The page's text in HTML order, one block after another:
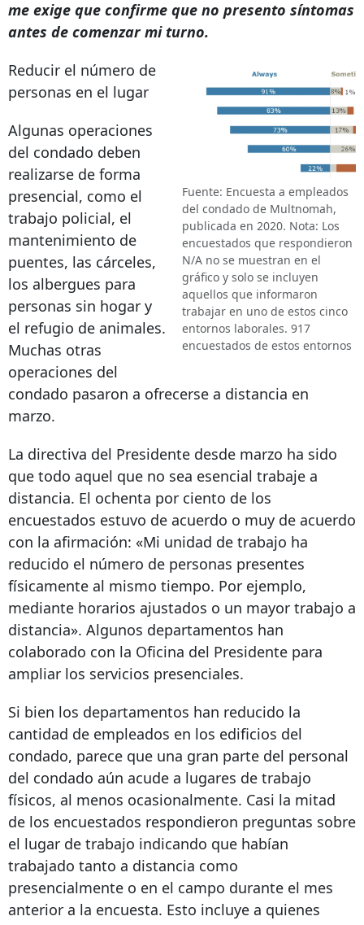
me exige que confirme que no presento síntomas
antes de comenzar mi turno.
Fuente: Encuesta a empleados
del condado de Multnomah,
publicada en 2020. Nota: Los
encuestados que respondieron
N/A no se muestran en el
gráfico y solo se incluyen
aquellos que informaron
trabajar en uno de estos cinco
entornos laborales. 917
encuestados de estos entornos
Reducir el número de
personas en el lugar
Algunas operaciones
del condado deben
realizarse de forma
presencial, como el
trabajo policial, el
mantenimiento de
puentes, las cárceles,
los albergues para
personas sin hogar y
el refugio de animales.
Muchas otras
operaciones del
condado pasaron a ofrecerse a distancia en
marzo.
La directiva del Presidente desde marzo ha sido
que todo aquel que no sea esencial trabaje a
distancia. El ochenta por ciento de los
encuestados estuvo de acuerdo o muy de acuerdo
con la afirmación: «Mi unidad de trabajo ha
reducido el número de personas presentes
físicamente al mismo tiempo. Por ejemplo,
mediante horarios ajustados o un mayor trabajo a
distancia». Algunos departamentos han
colaborado con la Oficina del Presidente para
ampliar los servicios presenciales.
Si bien los departamentos han reducido la
cantidad de empleados en los edificios del
condado, parece que una gran parte del personal
del condado aún acude a lugares de trabajo
físicos, al menos ocasionalmente. Casi la mitad
de los encuestados respondieron preguntas sobre
el lugar de trabajo indicando que habían
trabajado tanto a distancia como
presencialmente o en el campo durante el mes
anterior a la encuesta. Esto incluye a quienes